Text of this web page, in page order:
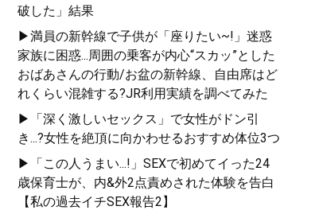
破した」結果
▶満員の新幹線で子供が「座りたい~!」迷惑
家族に困惑...周囲の乗客が内心“スカッ”とした
おばあさんの行動/お盆の新幹線、自由席はど
れくらい混雑する?JR利用実績を調べてみた
▶「深く激しいセックス」で女性がドン引
き...?女性を絶頂に向かわせるおすすめ体位3つ
▶「この人うまい...!」SEXで初めてイった24
歳保育士が、内&外2点責めされた体験を告白
【私の過去イチSEX報告2】